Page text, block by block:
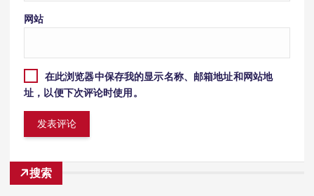
网站
在此浏览器中保存我的显示名称、邮箱地址和网站地
址，以便下次评论时使用。
搜索